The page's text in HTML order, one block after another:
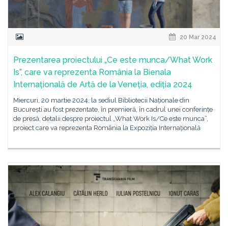
20 Mar 2024
Prezentarea proiectului „Ce este munca/What Work
Is”, care va reprezenta România la Bienala
Internațională de Artă de la Veneția, ediția 2024
Miercuri, 20 martie 2024, la sediul Bibliotecii Naționale din
București au fost prezentate, în premieră, în cadrul unei conferințe
de presă, detalii despre proiectul „What Work Is/Ce este munca”,
proiect care va reprezenta România la Expoziția Internațională